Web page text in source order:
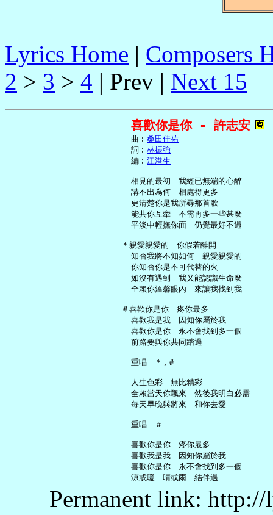
Lyrics Home | Composers
2 > 3 > 4 | Prev | Next 15
喜歡你是你 - 許志安
     曲︰
桑田佳祐
     詞︰
林振強
     編︰
江港生
     相見的最初　我經已無端的心醉
     講不出為何　相處得更多
     更清楚你是我所尋那首歌
     能共你互牽　不需再多一些甚麼
     平淡中輕撫你面　仍覺最好不過
   ＊親愛親愛的　你假若離開
     知否我將不知如何　親愛親愛的
     你知否你是不可代替的火
     如沒有遇到　我又能認識生命麼
     全賴你溫馨眼內　來讓我找到我
   ＃喜歡你是你　疼你最多
     喜歡我是我　因知你屬於我
     喜歡你是你　永不會找到多一個
     前路要與你共同踏過
     重唱　＊,＃
     人生色彩　無比精彩
     全賴當天你飄來　然後我明白必需
     每天早晚與將來　和你去愛
     重唱　＃
     喜歡你是你　疼你最多
     喜歡我是我　因知你屬於我
     喜歡你是你　永不會找到多一個
Permanent link: